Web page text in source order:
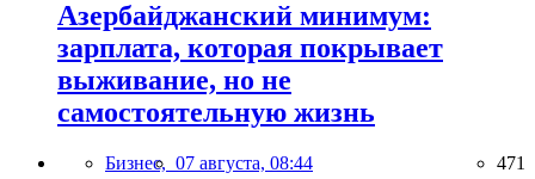
Азербайджанский минимум:
зарплата, которая покрывает
выживание, но не
самостоятельную жизнь
Бизнес, 07 августа, 08:44 471